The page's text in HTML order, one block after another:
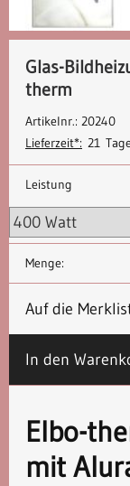
Glas-
therm
Artikelnr.: 20240
Lieferzeit*: 21
Leistung
Menge:
Auf die
In den
Elbo-
mit